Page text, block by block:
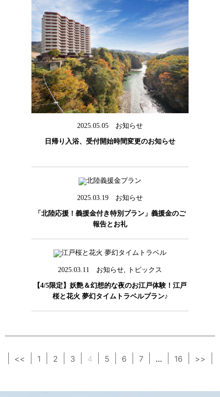
2025.05.05 お知らせ
日帰り入浴、受付開始時間変更のお知らせ
2025.03.19 お知らせ
「北陸応援！義援金付き特別プラン」義援金のご
報告とお礼
2025.03.11 お知らせ, トピックス
【4/5限定】妖艶＆幻想的な夜のお江戸体験！江戸
桜と花火 夢幻タイムトラベルプラン♪
<< 1 2 3 4 5 6 7 … 16 >>